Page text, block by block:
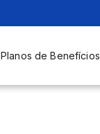
Planos de Benefícios